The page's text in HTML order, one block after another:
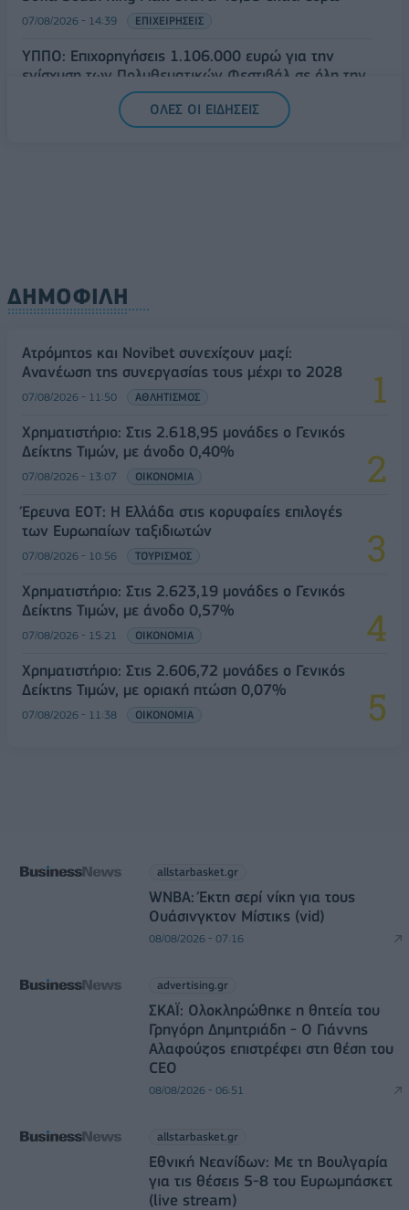
07/08/2026 - 14:39 ΕΠΙΧΕΙΡΗΣΕΙΣ
ΥΠΠΟ: Επιχορηγήσεις 1.106.000 ευρώ για την
ενίσχυση των Πολυθεματικών Φεστιβάλ σε όλη την
07/08/2026 - 14:34 ΟΙΚΟΝΟΜΙΑ
ΟΛΕΣ ΟΙ ΕΙΔΗΣΕΙΣ
ΔΗΜΟΦΙΛΗ
Ατρόμητος και Novibet συνεχίζουν μαζί:
Ανανέωση της συνεργασίας τους μέχρι το 2028
07/08/2026 - 11:50 ΑΘΛΗΤΙΣΜΟΣ
Χρηματιστήριο: Στις 2.618,95 μονάδες ο Γενικός
Δείκτης Τιμών, με άνοδο 0,40%
07/08/2026 - 13:07 ΟΙΚΟΝΟΜΙΑ
Έρευνα ΕΟΤ: Η Ελλάδα στις κορυφαίες επιλογές
των Ευρωπαίων ταξιδιωτών
07/08/2026 - 10:56 ΤΟΥΡΙΣΜΟΣ
Χρηματιστήριο: Στις 2.623,19 μονάδες ο Γενικός
Δείκτης Τιμών, με άνοδο 0,57%
07/08/2026 - 15:21 ΟΙΚΟΝΟΜΙΑ
Χρηματιστήριο: Στις 2.606,72 μονάδες ο Γενικός
Δείκτης Τιμών, με οριακή πτώση 0,07%
07/08/2026 - 11:38 ΟΙΚΟΝΟΜΙΑ
allstarbasket.gr
WNBA: Έκτη σερί νίκη για τους
Ουάσινγκτον Μίστικς (vid)
08/08/2026 - 07:16
advertising.gr
ΣΚΑΪ: Ολοκληρώθηκε η θητεία του
Γρηγόρη Δημητριάδη - Ο Γιάννης
Αλαφούζος επιστρέφει στη θέση του
CEO
08/08/2026 - 06:51
allstarbasket.gr
Εθνική Νεανίδων: Με τη Βουλγαρία
για τις θέσεις 5-8 του Ευρωμπάσκετ
(live stream)